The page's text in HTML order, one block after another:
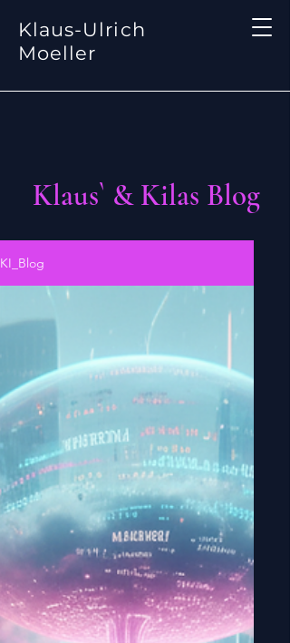
Klaus-Ulrich
Moeller
Klaus` & Kilas Blog
KI_Blog